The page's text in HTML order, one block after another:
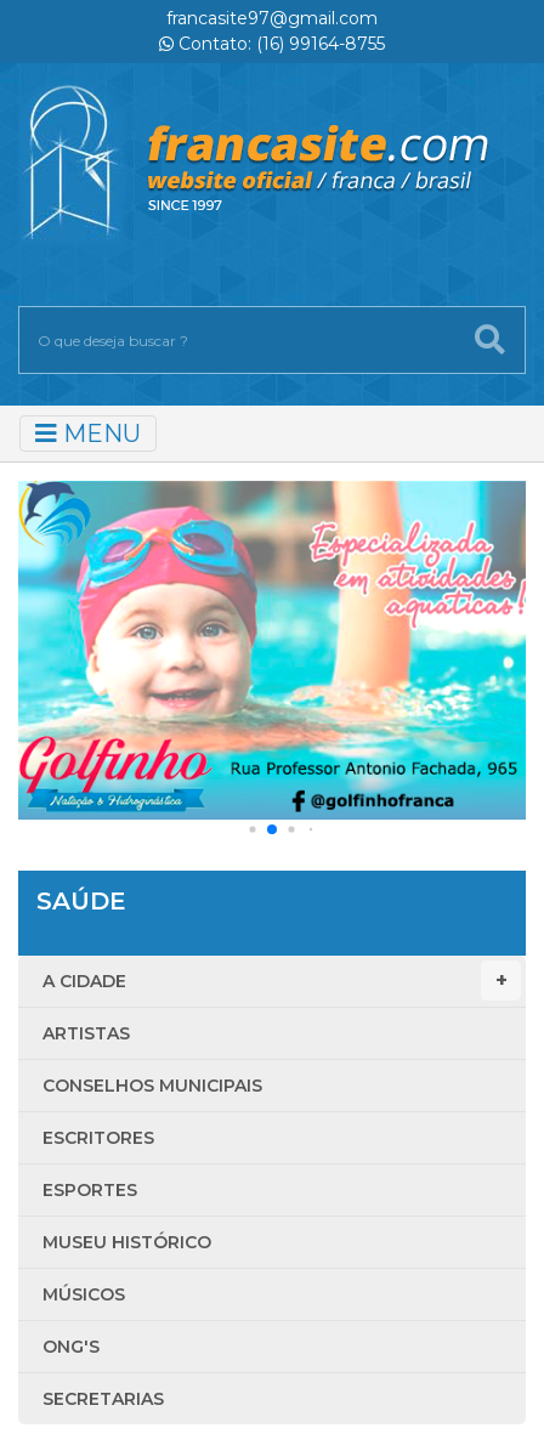
francasite97@gmail.com
Contato: (16) 99164-8755
MENU
SAÚDE
A CIDADE
ARTISTAS
CONSELHOS MUNICIPAIS
ESCRITORES
ESPORTES
MUSEU HISTÓRICO
MÚSICOS
ONG'S
SECRETARIAS